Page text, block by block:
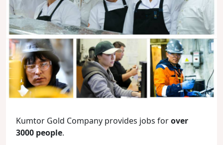
Kumtor Gold Company provides jobs forover
3000 people.